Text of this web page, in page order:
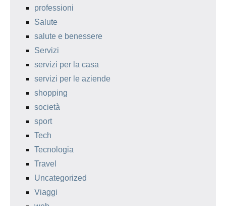
professioni
Salute
salute e benessere
Servizi
servizi per la casa
servizi per le aziende
shopping
società
sport
Tech
Tecnologia
Travel
Uncategorized
Viaggi